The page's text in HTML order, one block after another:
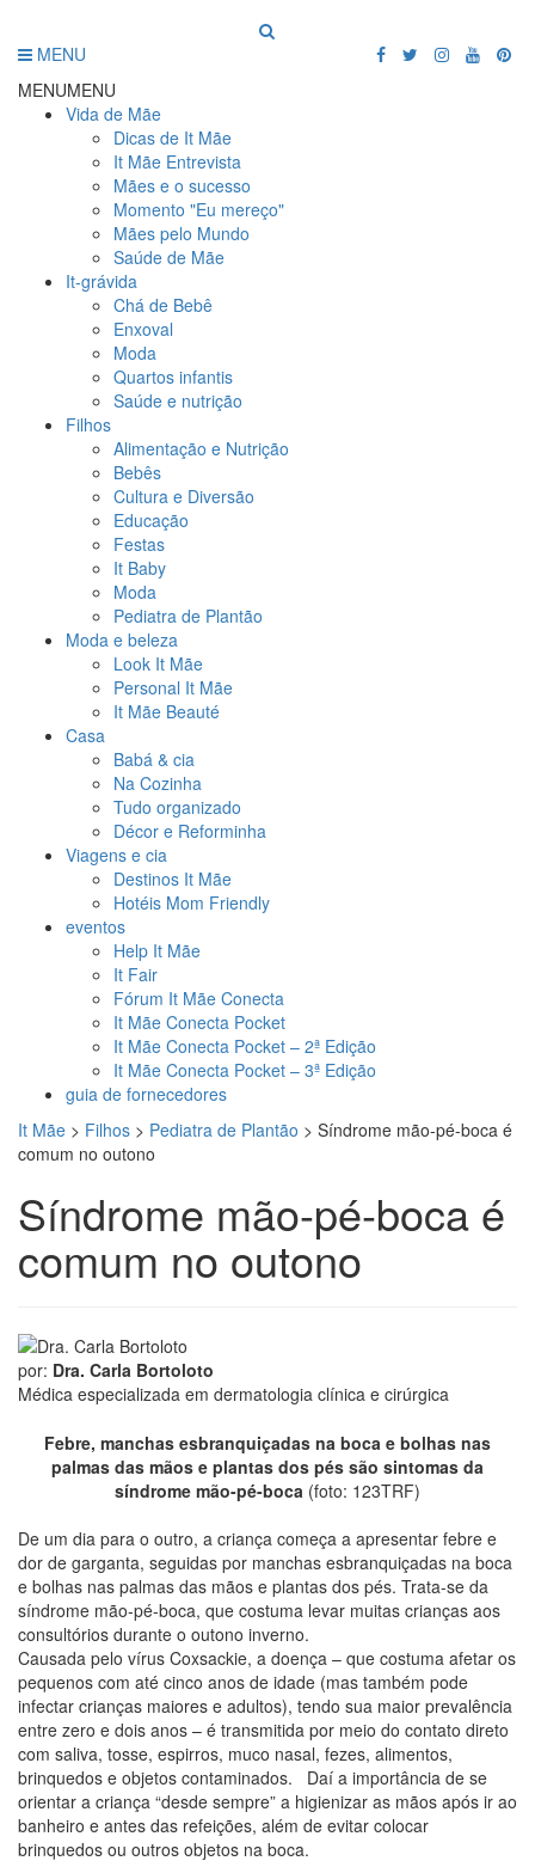
MENU
MENUMENU
Vida de Mãe
Dicas de It Mãe
It Mãe Entrevista
Mães e o sucesso
Momento "Eu mereço"
Mães pelo Mundo
Saúde de Mãe
It-grávida
Chá de Bebê
Enxoval
Moda
Quartos infantis
Saúde e nutrição
Filhos
Alimentação e Nutrição
Bebês
Cultura e Diversão
Educação
Festas
It Baby
Moda
Pediatra de Plantão
Moda e beleza
Look It Mãe
Personal It Mãe
It Mãe Beauté
Casa
Babá & cia
Na Cozinha
Tudo organizado
Décor e Reforminha
Viagens e cia
Destinos It Mãe
Hotéis Mom Friendly
eventos
Help It Mãe
It Fair
Fórum It Mãe Conecta
It Mãe Conecta Pocket
It Mãe Conecta Pocket – 2ª Edição
It Mãe Conecta Pocket – 3ª Edição
guia de fornecedores
It Mãe > Filhos > Pediatra de Plantão > Síndrome mão-pé-boca é
comum no outono
Síndrome mão-pé-boca é
comum no outono
por: Dra. Carla Bortoloto
Médica especializada em dermatologia clínica e cirúrgica
Febre, manchas esbranquiçadas na boca e bolhas nas
palmas das mãos e plantas dos pés são sintomas da
síndrome mão-pé-boca (foto: 123TRF)
De um dia para o outro, a criança começa a apresentar febre e
dor de garganta, seguidas por manchas esbranquiçadas na boca
e bolhas nas palmas das mãos e plantas dos pés. Trata-se da
síndrome mão-pé-boca, que costuma levar muitas crianças aos
consultórios durante o outono inverno.
Causada pelo vírus Coxsackie, a doença – que costuma afetar os
pequenos com até cinco anos de idade (mas também pode
infectar crianças maiores e adultos), tendo sua maior prevalência
entre zero e dois anos – é transmitida por meio do contato direto
com saliva, tosse, espirros, muco nasal, fezes, alimentos,
brinquedos e objetos contaminados. Daí a importância de se
orientar a criança “desde sempre” a higienizar as mãos após ir ao
banheiro e antes das refeições, além de evitar colocar
brinquedos ou outros objetos na boca.